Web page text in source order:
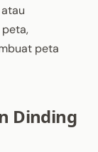
peta
Dinding